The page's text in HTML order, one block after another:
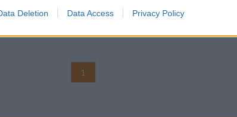
Deletion Data Access Privacy Policy
1